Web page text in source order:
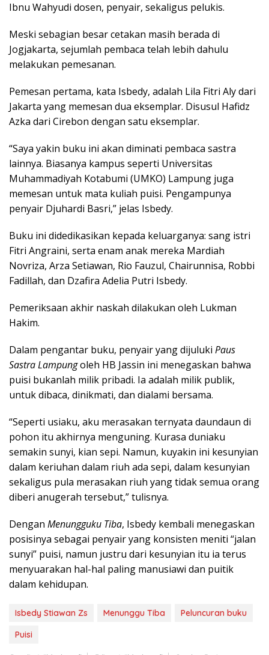
Ibnu Wahyudi dosen, penyair, sekaligus pelukis.
Meski sebagian besar cetakan masih berada di
Jogjakarta, sejumlah pembaca telah lebih dahulu
melakukan pemesanan.
Pemesan pertama, kata Isbedy, adalah Lila Fitri Aly dari
Jakarta yang memesan dua eksemplar. Disusul Hafidz
Azka dari Cirebon dengan satu eksemplar.
“Saya yakin buku ini akan diminati pembaca sastra
lainnya. Biasanya kampus seperti Universitas
Muhammadiyah Kotabumi (UMKO) Lampung juga
memesan untuk mata kuliah puisi. Pengampunya
penyair Djuhardi Basri,” jelas Isbedy.
Buku ini didedikasikan kepada keluarganya: sang istri
Fitri Angraini, serta enam anak mereka Mardiah
Novriza, Arza Setiawan, Rio Fauzul, Chairunnisa, Robbi
Fadillah, dan Dzafira Adelia Putri Isbedy.
Pemeriksaan akhir naskah dilakukan oleh Lukman
Hakim.
Dalam pengantar buku, penyair yang dijuluki Paus
Sastra Lampungoleh HB Jassin ini menegaskan bahwa
puisi bukanlah milik pribadi. Ia adalah milik publik,
untuk dibaca, dinikmati, dan dialami bersama.
“Seperti usiaku, aku merasakan ternyata daundaun di
pohon itu akhirnya menguning. Kurasa duniaku
semakin sunyi, kian sepi. Namun, kuyakin ini kesunyian
dalam keriuhan dalam riuh ada sepi, dalam kesunyian
sekaligus pula merasakan riuh yang tidak semua orang
diberi anugerah tersebut,” tulisnya.
Dengan Menungguku Tiba, Isbedy kembali menegaskan
posisinya sebagai penyair yang konsisten meniti “jalan
sunyi” puisi, namun justru dari kesunyian itu ia terus
menyuarakan hal-hal paling manusiawi dan puitik
dalam kehidupan.
Isbedy Stiawan Zs Menunggu Tiba
Peluncuran buku
Puisi